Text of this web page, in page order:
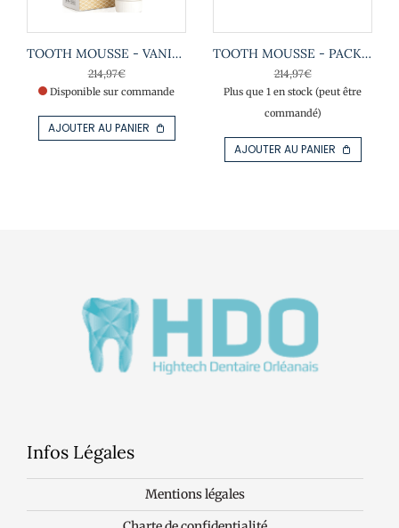
Disponible sur commande
TOOTH MOUSSE - VANILLE
214,97€
AJOUTER AU PANIER
Plus que 1 en stock (peut être
commandé)
TOOTH MOUSSE - PACK ASSORTI
214,97€
AJOUTER AU PANIER
Infos Légales
Mentions légales